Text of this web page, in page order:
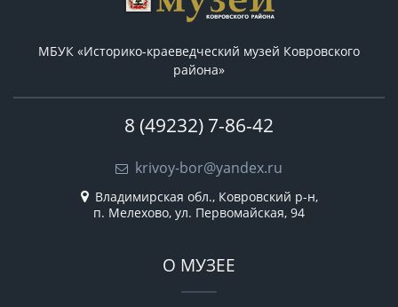
МБУК «Историко-краеведческий музей Ковровского
района»
8 (49232) 7-86-42
krivoy-bor@yandex.ru
Владимирская обл., Ковровский р-н,
п. Мелехово, ул. Первомайская, 94
О МУЗЕЕ